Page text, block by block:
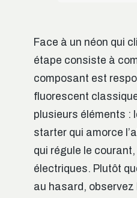
Face à un néon qui
étape consiste à
composant est
fluorescent
plusieurs éléments :
starter qui amorce
qui régule le
électriques. Plutôt
au hasard, observez